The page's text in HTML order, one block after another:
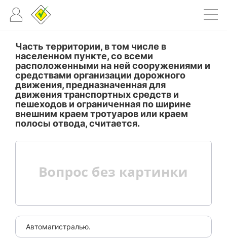
Часть территории, в том числе в
населенном пункте, со всеми
расположенными на ней сооружениями и
средствами организации дорожного
движения, предназначенная для
движения транспортных средств и
пешеходов и ограниченная по ширине
внешним краем тротуаров или краем
полосы отвода, считается.
Автомагистралью.